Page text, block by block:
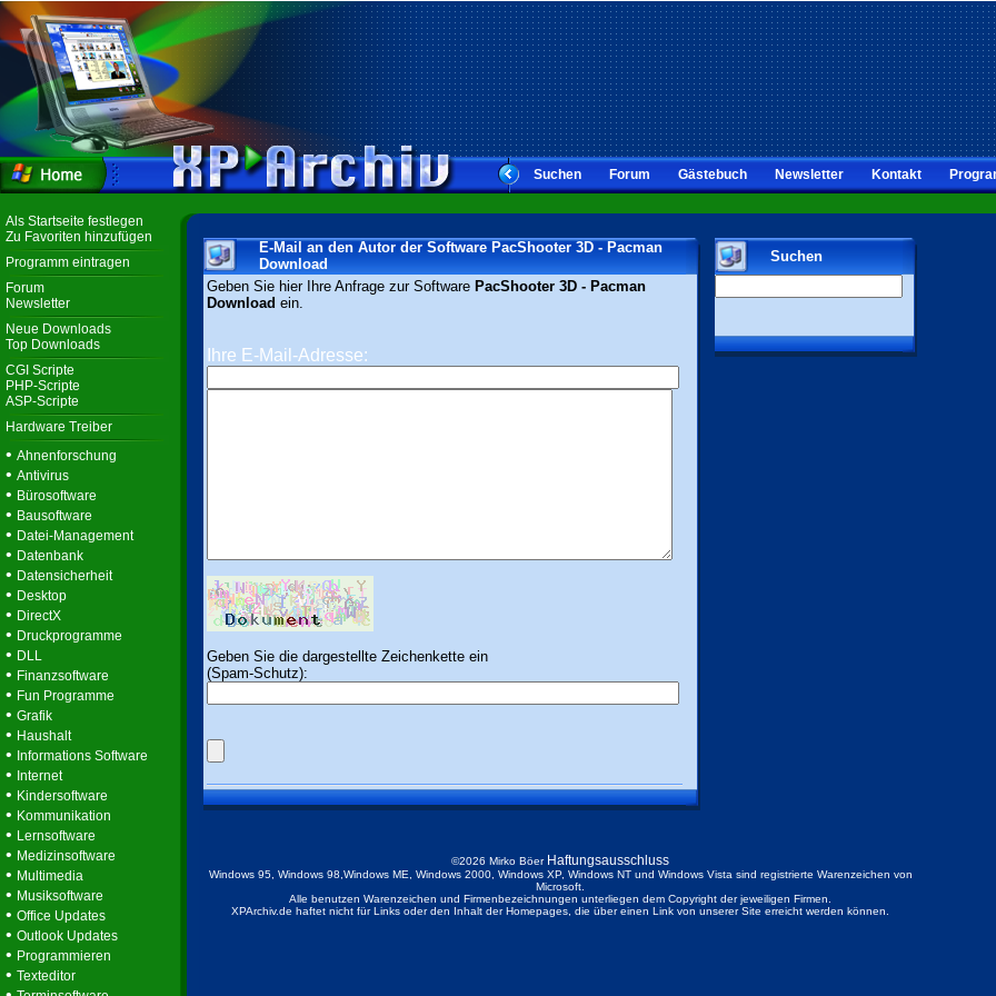
Suchen Forum Gästebuch Newsletter Kontakt
Als Startseite festlegen
Zu Favoriten hinzufügen
Programm eintragen
Forum
Newsletter
Neue Downloads
Top Downloads
CGI Scripte
PHP-Scripte
ASP-Scripte
Hardware Treiber
• Ahnenforschung
• Antivirus
• Bürosoftware
• Bausoftware
• Datei-Management
• Datenbank
• Datensicherheit
• Desktop
• DirectX
• Druckprogramme
• DLL
• Finanzsoftware
• Fun Programme
• Grafik
• Haushalt
• Informations Software
• Internet
• Kindersoftware
• Kommunikation
• Lernsoftware
• Medizinsoftware
• Multimedia
• Musiksoftware
• Office Updates
• Outlook Updates
• Programmieren
• Texteditor
E-Mail an den Autor der Software PacShooter 3D - Pacman
Download
Geben Sie hier Ihre Anfrage zur Software PacShooter 3D - Pacman
Download ein.
Ihre E-Mail-Adresse:
Geben Sie die dargestellte Zeichenkette ein
(Spam-Schutz):
Suchen
©2026 Mirko Böer Haftungsausschluss
Windows 95, Windows 98,Windows ME, Windows 2000, Windows XP, Windows NT und Windows Vista sind registrierte Warenzeichen von
Microsoft.
Alle benutzen Warenzeichen und Firmenbezeichnungen unterliegen dem Copyright der jeweiligen Firmen.
XPArchiv.de haftet nicht für Links oder den Inhalt der Homepages, die über einen Link von unserer Site erreicht werden können.